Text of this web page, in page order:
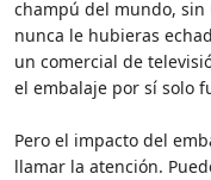
champú del mundo, sin
nunca le hubieras
un comercial de
el embalaje por sí solo
Pero el impacto del
llamar la atención.